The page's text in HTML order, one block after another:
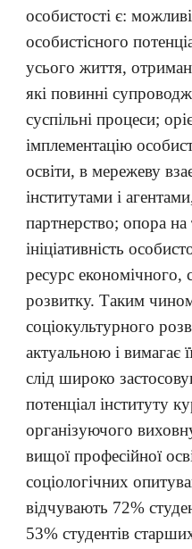
особистості є:
особистісного
усього життя,
які повинні
суспільні процеси;
імплементацію
освіти, в мережеву
інститутами і
партнерство; опора на
ініціативність
ресурс економічного,
розвитку. Таким
соціокультурного
актуальною і вимагає
слід широко
потенціал інституту
організуючого
вищої професійної
соціологічних
відчувають 72%
53% студентів